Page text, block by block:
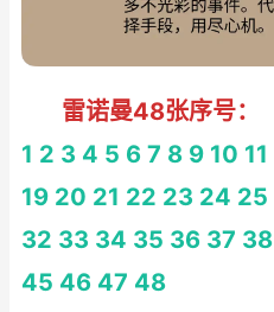
雷诺曼48张序号：
1 2 3 4 5 6 7 8 9 10 11
19 20 21 22 23 24 25
32 33 34 35 36 37 38
45 46 47 48